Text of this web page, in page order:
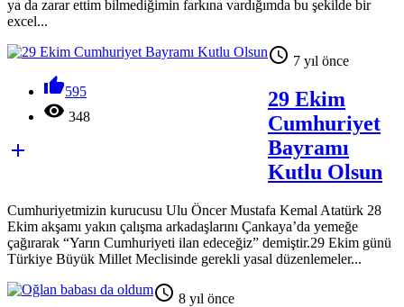
ya da zarar ettim bilmediğimin farkına vardığımda bu şekilde bir
excel...
595
 348

 7 yıl önce
29 Ekim
Cumhuriyet
Bayramı
Kutlu Olsun
Cumhuriyetmizin kurucusu Ulu Öncer Mustafa Kemal Atatürk 28
Ekim akşamı yakın çalışma arkadaşlarını Çankaya’da yemeğe
çağırarak “Yarın Cumhuriyeti ilan edeceğiz” demiştir.29 Ekim günü
Türkiye Büyük Millet Meclisinde gerekli yasal düzenlemeler...
 8 yıl önce